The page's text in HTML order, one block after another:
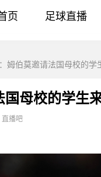
页 足球直播
姆伯莫邀请法国母校的
国母校的学生
直播吧